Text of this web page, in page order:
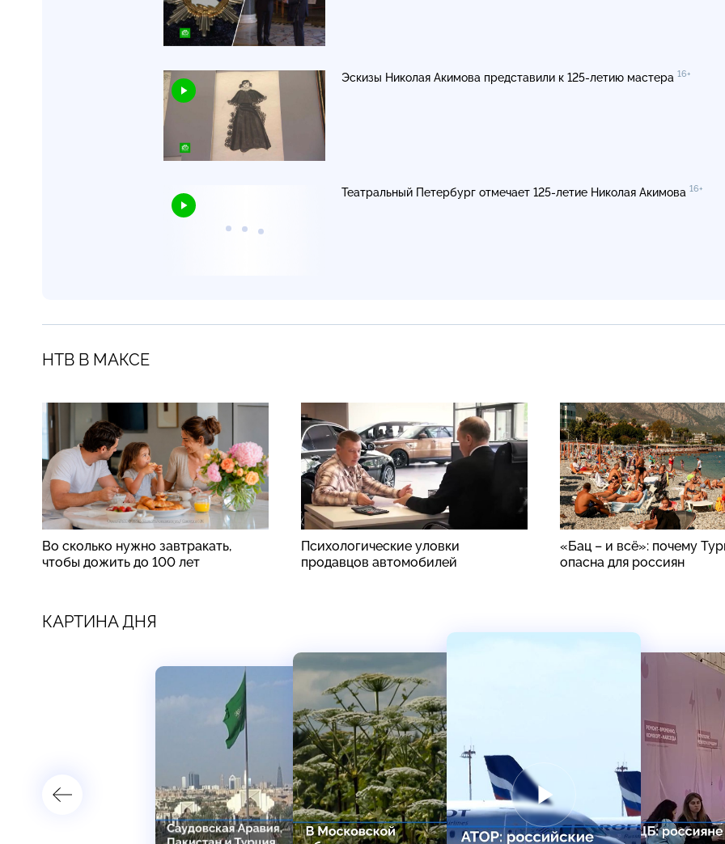
Эскизы Николая Акимова представили к 125-летию мастера 16+
Театральный Петербург отмечает 125-летие Николая Акимова 16+
НТВ В МАКСЕ
Во сколько нужно завтракать,
чтобы дожить до 100 лет
Психологические уловки
продавцов автомобилей
«Бац – и всё»: почему
опасна для россиян
КАРТИНА ДНЯ